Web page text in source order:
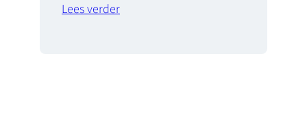
Lees verder